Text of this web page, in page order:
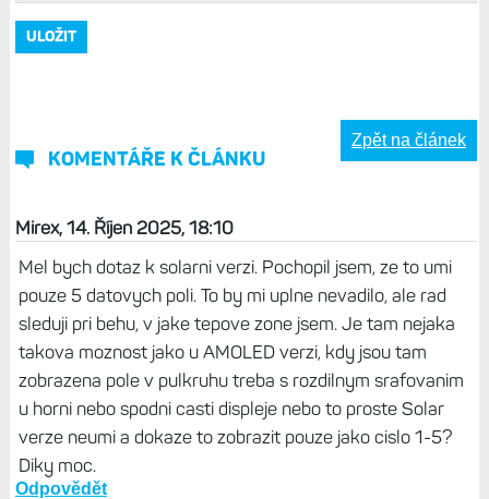
KOMENTÁŘE K ČLÁNKU
Zpět na článek
Mirex, 14. Říjen 2025, 18:10
Mel bych dotaz k solarni verzi. Pochopil jsem, ze to umi
pouze 5 datovych poli. To by mi uplne nevadilo, ale rad
sleduji pri behu, v jake tepove zone jsem. Je tam nejaka
takova moznost jako u AMOLED verzi, kdy jsou tam
zobrazena pole v pulkruhu treba s rozdilnym srafovanim
u horni nebo spodni casti displeje nebo to proste Solar
verze neumi a dokaze to zobrazit pouze jako cislo 1-5?
Diky moc.
Odpovědět